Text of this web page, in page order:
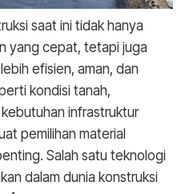
saat ini tidak hanya
yang cepat, tetapi juga
efisien, aman, dan
kondisi tanah,
infrastruktur
pemilihan material
Salah satu teknologi
dalam dunia konstruksi